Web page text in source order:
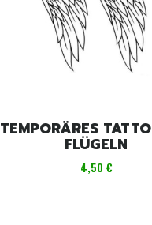
TEMPORÄRES
FLÜGELN
Preis
4,50 €